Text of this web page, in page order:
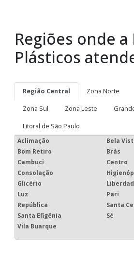
Regiões onde a
Plásticos
Região Central Zona Norte
Zona Sul
Zona Leste
Litoral de São Paulo
Aclimação
Bela
Bom Retiro
Brás
Cambuci
Centro
Consolação
Glicério
Luz
Pari
República
Santa
Santa Efigênia
Sé
Vila Buarque